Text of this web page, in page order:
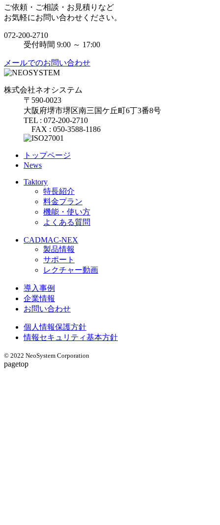
ご依頼・ご相談・お見積りなど
お気軽にお問い合わせください。
072-200-2710
受付時間 9:00 ～ 17:00
メールでのお問い合わせ
株式会社ネオシステム
〒590-0023
大阪府堺市堺区南三国ケ丘町6丁3番8号
TEL : 072-200-2710
FAX : 050-3588-1186
トップページ
News
Taktory
特長紹介
料金プラン
機能・使い方
よくある質問
CADMAC-NEX
製品情報
サポート
レクチャー動画
導入事例
企業情報
お問い合わせ
個人情報保護方針
情報セキュリティ基本方針
© 2022 NeoSystem Corporation
pagetop